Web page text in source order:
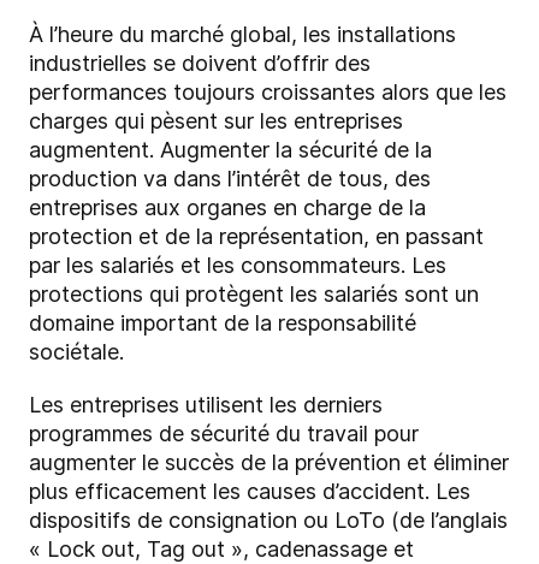
À l’heure du marché global, les installations
industrielles se doivent d’offrir des
performances toujours croissantes alors que les
charges qui pèsent sur les entreprises
augmentent. Augmenter la sécurité de la
production va dans l’intérêt de tous, des
entreprises aux organes en charge de la
protection et de la représentation, en passant
par les salariés et les consommateurs. Les
protections qui protègent les salariés sont un
domaine important de la responsabilité
sociétale.
Les entreprises utilisent les derniers
programmes de sécurité du travail pour
augmenter le succès de la prévention et éliminer
plus efficacement les causes d’accident. Les
dispositifs de consignation ou LoTo (de l’anglais
« Lock out, Tag out », cadenassage et